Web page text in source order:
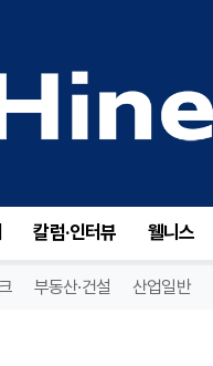
칼럼·인터뷰 웰니스
부동산·건설 산업일반